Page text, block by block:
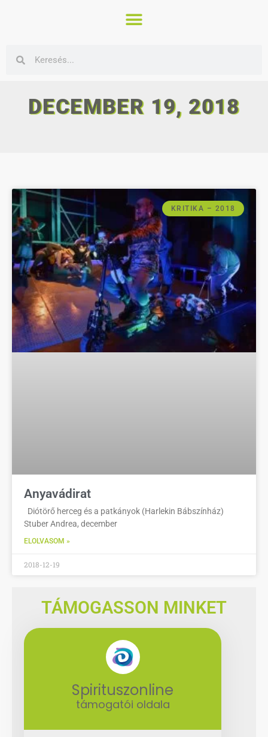
DECEMBER 19, 2018
KRITIKA – 2018
Anyavádirat
Diótörő herceg és a patkányok (Harlekin Bábszínház)
Stuber Andrea, december
ELOLVASOM »
2018-12-19
TÁMOGASSON MINKET
Spirituszonline
támogatói oldala